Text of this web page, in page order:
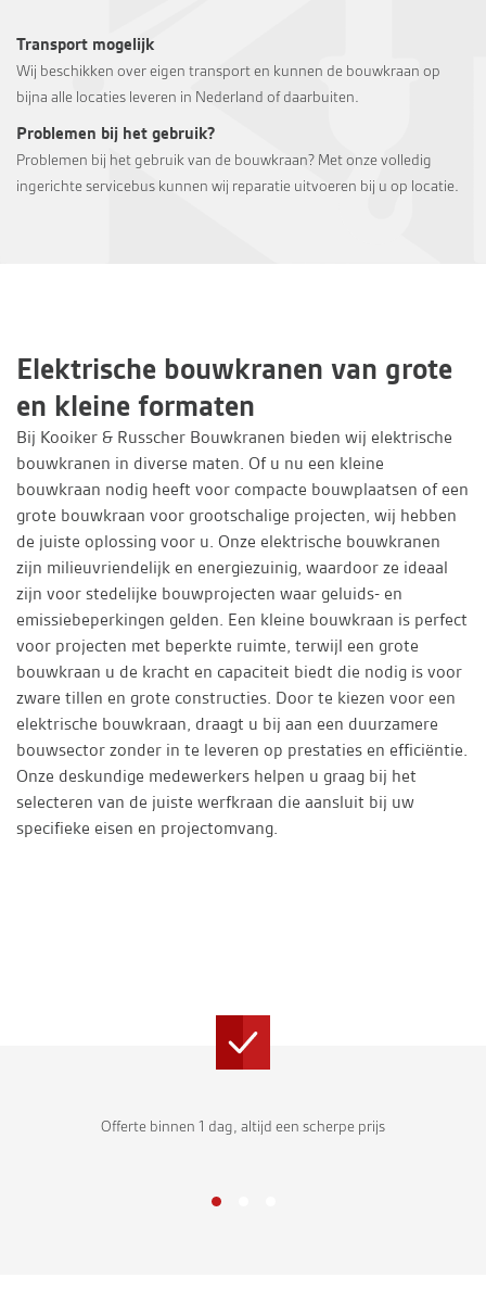
Transport mogelijk
Wij beschikken over eigen transport en kunnen de bouwkraan op
bijna alle locaties leveren in Nederland of daarbuiten.
Problemen bij het gebruik?
Problemen bij het gebruik van de bouwkraan? Met onze volledig
ingerichte servicebus kunnen wij reparatie uitvoeren bij u op locatie.
Elektrische bouwkranen van grote
en kleine formaten
Bij Kooiker & Russcher Bouwkranen bieden wij elektrische
bouwkranen in diverse maten. Of u nu een kleine
bouwkraan nodig heeft voor compacte bouwplaatsen of een
grote bouwkraan voor grootschalige projecten, wij hebben
de juiste oplossing voor u. Onze elektrische bouwkranen
zijn milieuvriendelijk en energiezuinig, waardoor ze ideaal
zijn voor stedelijke bouwprojecten waar geluids- en
emissiebeperkingen gelden. Een kleine bouwkraan is perfect
voor projecten met beperkte ruimte, terwijl een grote
bouwkraan u de kracht en capaciteit biedt die nodig is voor
zware tillen en grote constructies. Door te kiezen voor een
elektrische bouwkraan, draagt u bij aan een duurzamere
bouwsector zonder in te leveren op prestaties en efficiëntie.
Onze deskundige medewerkers helpen u graag bij het
selecteren van de juiste werfkraan die aansluit bij uw
specifieke eisen en projectomvang.
Offerte binnen 1 dag, altijd een scherpe prijs